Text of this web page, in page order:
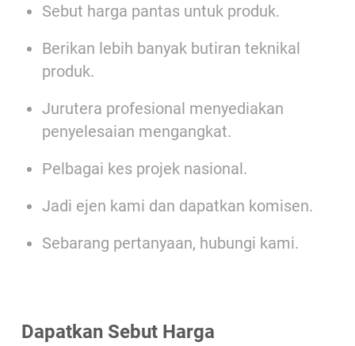
Sebut harga pantas untuk produk.
Berikan lebih banyak butiran teknikal
produk.
Jurutera profesional menyediakan
penyelesaian mengangkat.
Pelbagai kes projek nasional.
Jadi ejen kami dan dapatkan komisen.
Sebarang pertanyaan, hubungi kami.
Dapatkan Sebut Harga